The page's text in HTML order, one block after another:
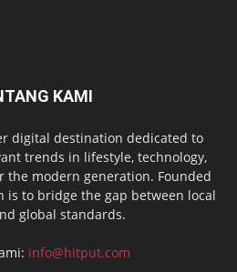
KAMI
digital destination dedicated to
trends in lifestyle, technology,
the modern generation. Founded
is to bridge the gap between local
global standards.
info@hitput.com